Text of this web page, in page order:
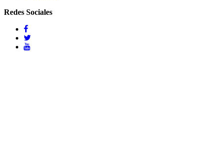
Redes Sociales